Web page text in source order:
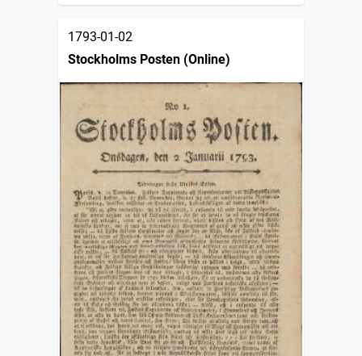
1793-01-02
Stockholms Posten (Online)